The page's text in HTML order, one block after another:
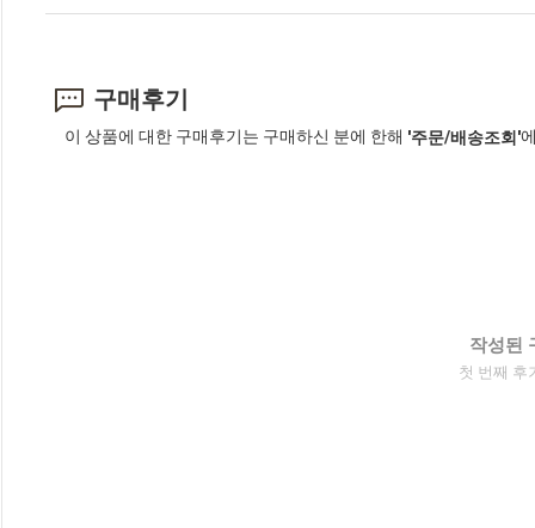
구매후기
이 상품에 대한 구매후기는 구매하신 분에 한해 '주문/배송조회'
작성된
첫 번째 후